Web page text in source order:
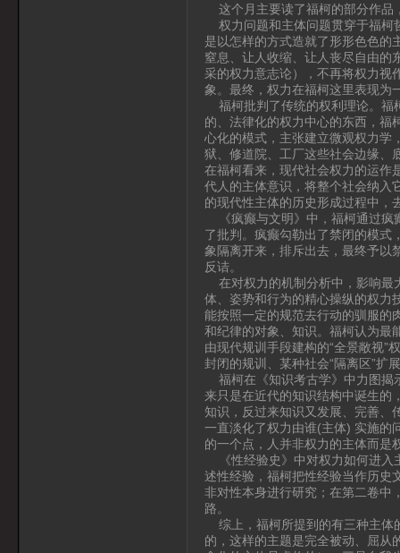
这个月主要读了福柯的部分作品
权力问题和主体问题贯穿于福柯
是以怎样的方式造就了形形色色的
窒息、让人收缩、让人丧尽自由的
采的权力意志论），不再将权力视
象。最终，权力在福柯这里表现为
福柯批判了传统的权利理论。福
的、法律化的权力中心的东西，福
心化的模式，主张建立微观权力学
狱、修道院、工厂这些社会边缘、
在福柯看来，现代社会权力的运作
代人的主体意识，将整个社会纳入
的现代性主体的历史形成过程中，
《疯癫与文明》中，福柯通过疯
了批判。疯癫勾勒出了禁闭的模式
象隔离开来，排斥出去，最终予以
反诘。
在对权力的机制分析中，影响最
体、姿势和行为的精心操纵的权力
能按照一定的规范去行动的驯服的
和纪律的对象、知识。福柯认为最
由现代规训手段建构的“全景敞视”
封闭的规训、某种社会“隔离区”扩
福柯在《知识考古学》中力图揭
来只是在近代的知识结构中诞生的
知识，反过来知识又发展、完善、
一直淡化了权力由谁(主体) 实施的
的一个点，人并非权力的主体而是
《性经验史》中对权力如何进入
述性经验，福柯把性经验当作历史
非对性本身进行研究；在第二卷中
路。
综上，福柯所提到的有三种主体
的，这样的主题是完全被动、屈从